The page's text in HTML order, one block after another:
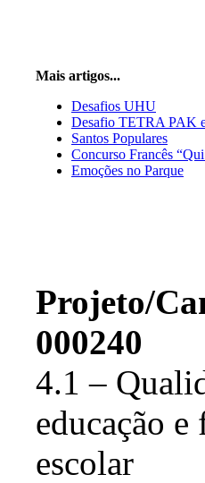
Mais artigos...
Desafios UHU
Desafio TETRA PAK
Santos Populares
Concurso Francês
Emoções no Parque
Projeto/
000240
4.1 –
educação e
escolar